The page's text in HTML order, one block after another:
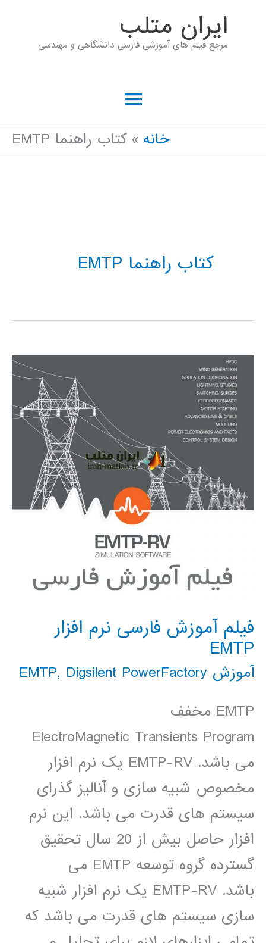
ايران متلب
مرجع فیلم های آموزشی فارسی دانشگاهی و مهندسی
فهرست
اصلیخانه کتاب راهنما EMTP
کتاب راهنما EMTP
فیلم آموزش فارسی نرم افزار
EMTP
آموزش EMTP , Digsilent PowerFactory
EMTP مخفف
ElectroMagnetic Transients Program
می باشد. EMTP-RV یک نرم افزار
مخصوص شبیه سازی و آنالیز گذرای
سیستم های قدرت می باشد. این نرم
افزار حاصل بیش از 20 سال تحقیق
گسترده گروه توسعه EMTP می
باشد. EMTP-RV یک نرم افزار شبیه
سازی سیستم های قدرت می باشد که